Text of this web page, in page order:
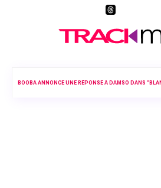
BOOBA ANNONCE UNE RÉPONSE À DAMSO DANS